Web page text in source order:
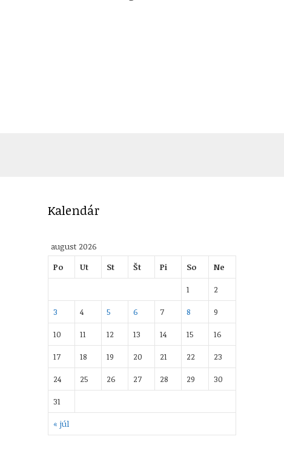
Kalendár
august 2026
Po
Ut St Št Pi So Ne
« júl
1
2
3
4 5 6 7 8
9
10
11 12 13 14 15
16
17
18 19 20 21 22
23
24
25 26 27 28 29
30
31